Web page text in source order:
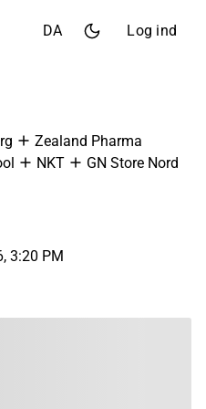
DA Log ind
Zealand Pharma
NKT
GN Store Nord
3:20 PM